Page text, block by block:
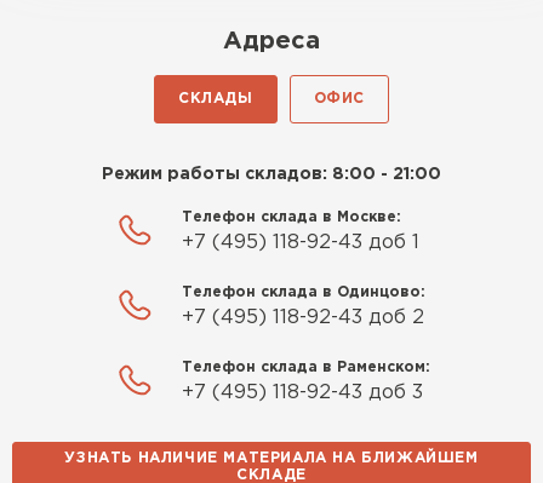
Адреса
СКЛАДЫ ОФИС
Режим работы складов: 8:00 - 21:00
Телефон склада в Москве:
+7 (495) 118-92-43 доб 1
Телефон склада в Одинцово:
+7 (495) 118-92-43 доб 2
Телефон склада в Раменском:
+7 (495) 118-92-43 доб 3
УЗНАТЬ НАЛИЧИЕ МАТЕРИАЛА НА БЛИЖАЙШЕМ
СКЛАДЕ
Доборные элементы для кровли
ПЕРЕЙТИ